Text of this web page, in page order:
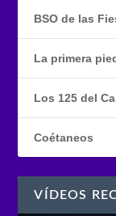
BSO de las
La primera
Los 125 del
Coétaneos
VÍDEOS